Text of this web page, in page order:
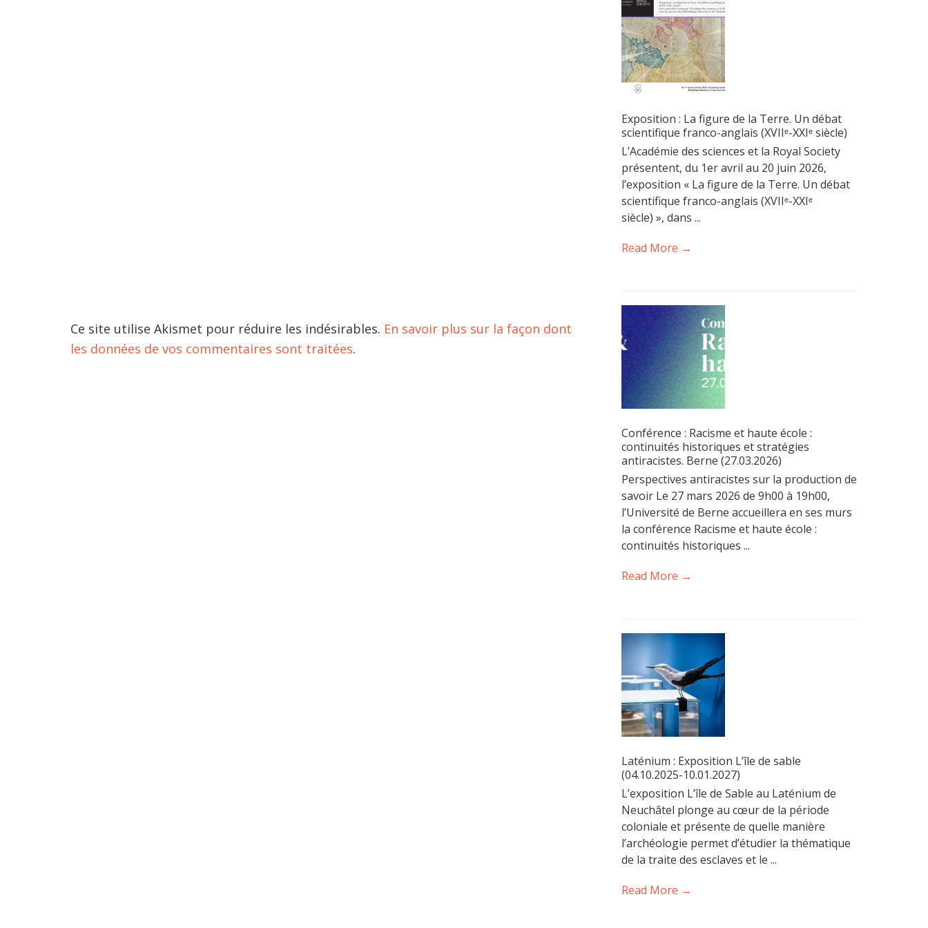
Ce site utilise Akismet pour réduire les indésirables. En savoir plus sur la façon dont
les données de vos commentaires sont traitées.
Exposition : La figure de la Terre. Un débat
scientifique franco-anglais (XVIIᵉ-XXIᵉ siècle)
L’Académie des sciences et la Royal Society
présentent, du 1er avril au 20 juin 2026,
l’exposition « La figure de la Terre. Un débat
scientifique franco-anglais (XVIIᵉ-XXIᵉ
siècle) », dans ...
Read More →
Conférence : Racisme et haute école :
continuités historiques et stratégies
antiracistes. Berne (27.03.2026)
Perspectives antiracistes sur la production de
savoir Le 27 mars 2026 de 9h00 à 19h00,
l’Université de Berne accueillera en ses murs
la conférence Racisme et haute école :
continuités historiques ...
Read More →
Laténium : Exposition L’île de sable
(04.10.2025-10.01.2027)
L’exposition L’île de Sable au Laténium de
Neuchâtel plonge au cœur de la période
coloniale et présente de quelle manière
l’archéologie permet d’étudier la thématique
de la traite des esclaves et le ...
Read More →